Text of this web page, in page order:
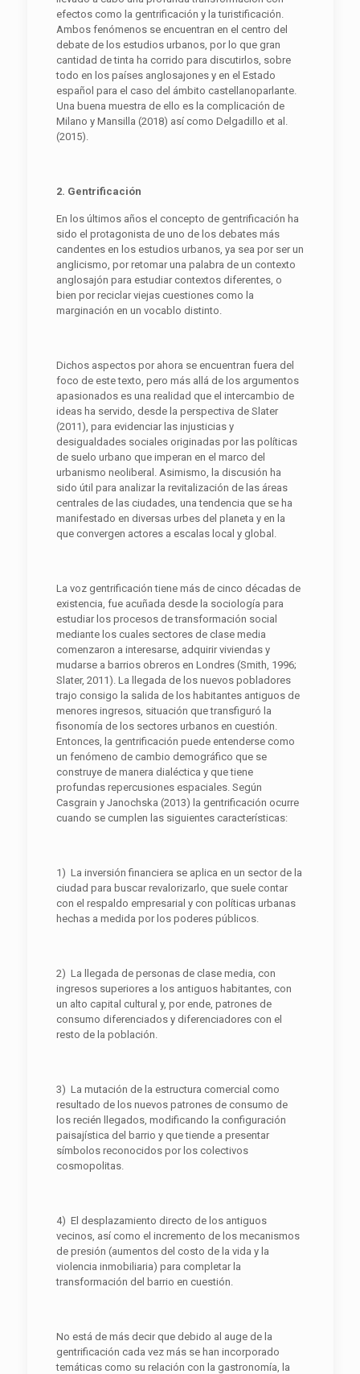
efectos como la gentrificación y la turistificación.
Ambos fenómenos se encuentran en el centro del
debate de los estudios urbanos, por lo que gran
cantidad de tinta ha corrido para discutirlos, sobre
todo en los países anglosajones y en el Estado
español para el caso del ámbito castellanoparlante.
Una buena muestra de ello es la complicación de
Milano y Mansilla (2018) así como Delgadillo et al.
(2015).
2. Gentrificación
En los últimos años el concepto de gentrificación ha
sido el protagonista de uno de los debates más
candentes en los estudios urbanos, ya sea por ser un
anglicismo, por retomar una palabra de un contexto
anglosajón para estudiar contextos diferentes, o
bien por reciclar viejas cuestiones como la
marginación en un vocablo distinto.
Dichos aspectos por ahora se encuentran fuera del
foco de este texto, pero más allá de los argumentos
apasionados es una realidad que el intercambio de
ideas ha servido, desde la perspectiva de Slater
(2011), para evidenciar las injusticias y
desigualdades sociales originadas por las políticas
de suelo urbano que imperan en el marco del
urbanismo neoliberal. Asimismo, la discusión ha
sido útil para analizar la revitalización de las áreas
centrales de las ciudades, una tendencia que se ha
manifestado en diversas urbes del planeta y en la
que convergen actores a escalas local y global.
La voz gentrificación tiene más de cinco décadas de
existencia, fue acuñada desde la sociología para
estudiar los procesos de transformación social
mediante los cuales sectores de clase media
comenzaron a interesarse, adquirir viviendas y
mudarse a barrios obreros en Londres (Smith, 1996;
Slater, 2011). La llegada de los nuevos pobladores
trajo consigo la salida de los habitantes antiguos de
menores ingresos, situación que transfiguró la
fisonomía de los sectores urbanos en cuestión.
Entonces, la gentrificación puede entenderse como
un fenómeno de cambio demográfico que se
construye de manera dialéctica y que tiene
profundas repercusiones espaciales. Según
Casgrain y Janochska (2013) la gentrificación ocurre
cuando se cumplen las siguientes características:
1) La inversión financiera se aplica en un sector de la
ciudad para buscar revalorizarlo, que suele contar
con el respaldo empresarial y con políticas urbanas
hechas a medida por los poderes públicos.
2) La llegada de personas de clase media, con
ingresos superiores a los antiguos habitantes, con
un alto capital cultural y, por ende, patrones de
consumo diferenciados y diferenciadores con el
resto de la población.
3) La mutación de la estructura comercial como
resultado de los nuevos patrones de consumo de
los recién llegados, modificando la configuración
paisajística del barrio y que tiende a presentar
símbolos reconocidos por los colectivos
cosmopolitas.
4) El desplazamiento directo de los antiguos
vecinos, así como el incremento de los mecanismos
de presión (aumentos del costo de la vida y la
violencia inmobiliaria) para completar la
transformación del barrio en cuestión.
No está de más decir que debido al auge de la
gentrificación cada vez más se han incorporado
temáticas como su relación con la gastronomía, la